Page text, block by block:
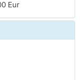
Eur